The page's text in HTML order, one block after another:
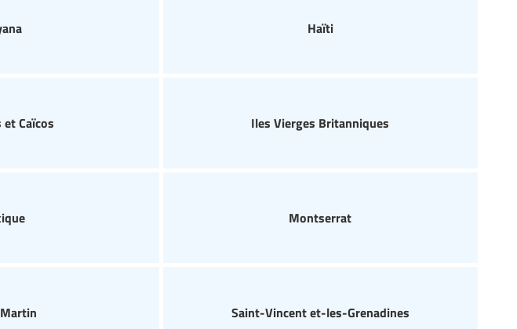
Haïti
Caïcos Iles Vierges Britanniques
Montserrat
Saint-Vincent et-les-Grenadines